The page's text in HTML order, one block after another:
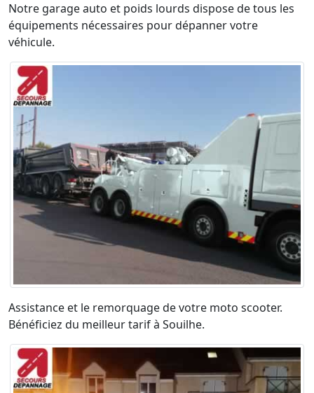
Notre garage auto et poids lourds dispose de tous les
équipements nécessaires pour dépanner votre
véhicule.
Assistance et le remorquage de votre moto scooter.
Bénéficiez du meilleur tarif à Souilhe.